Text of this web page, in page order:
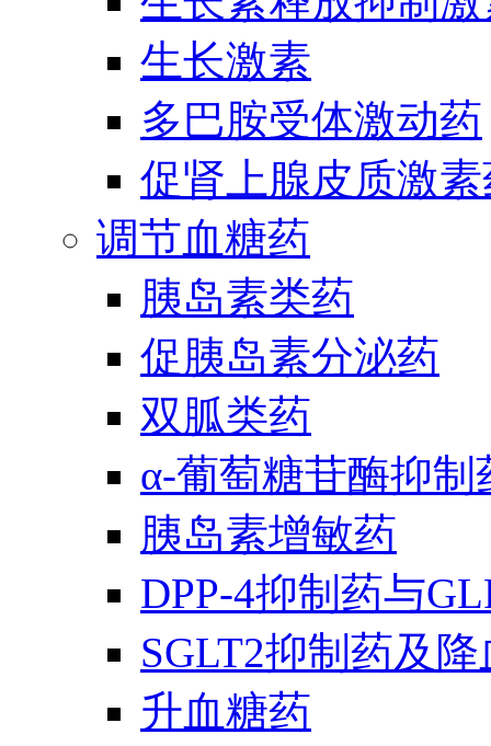
生长激素
多巴胺受体激动药
促肾上腺皮质激
调节血糖药
胰岛素类药
促胰岛素分泌药
双胍类药
α-葡萄糖苷酶抑制
胰岛素增敏药
DPP-4抑制药与
SGLT2抑制药及
升血糖药